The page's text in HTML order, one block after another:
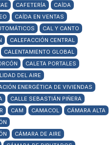
CAFETERÍA
CAÍDA
CAÍDA EN VENTAS
CAL Y CANTO
CALEFACCIÓN CENTRAL
CALENTAMIENTO GLOBAL
CALETA PORTALES
DEL AIRE
ENERGÉTICA DE VIVIENDAS
CALLE SEBASTIÁN PIÑERA
CAM CAMACOL
CÁMARA ALTA
CÁMARA DE AIRE